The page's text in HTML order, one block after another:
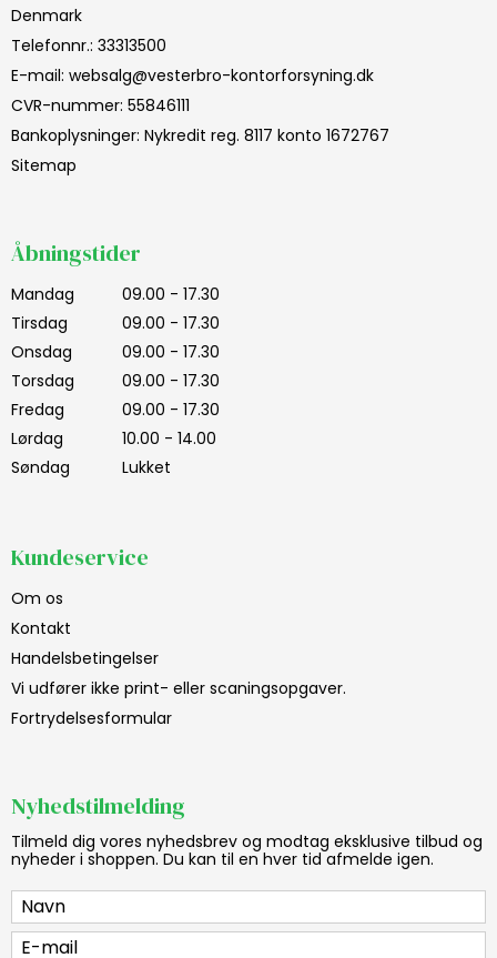
Denmark
Telefonnr.: 33313500
E-mail: websalg@vesterbro-kontorforsyning.dk
CVR-nummer: 55846111
Bankoplysninger: Nykredit reg. 8117 konto 1672767
Sitemap
Åbningstider
Mandag
09.00 - 17.30
Tirsdag
09.00 - 17.30
Onsdag
09.00 - 17.30
Torsdag
09.00 - 17.30
Fredag
09.00 - 17.30
Lørdag
10.00 - 14.00
Søndag
Lukket
Kundeservice
Om os
Kontakt
Handelsbetingelser
Vi udfører ikke print- eller scaningsopgaver.
Fortrydelsesformular
Nyhedstilmelding
Tilmeld dig vores nyhedsbrev og modtag eksklusive tilbud og
nyheder i shoppen. Du kan til en hver tid afmelde igen.